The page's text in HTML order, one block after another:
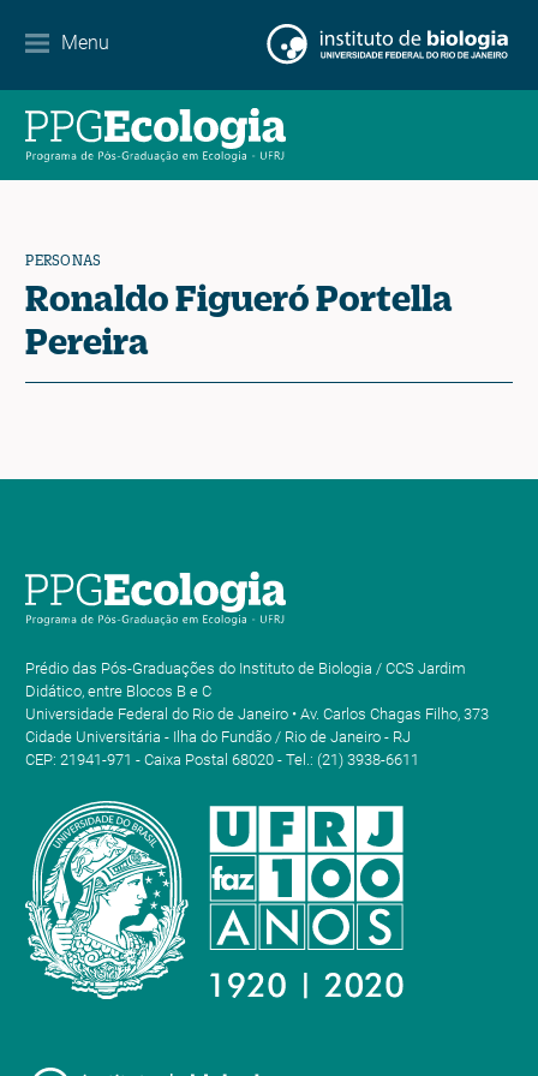
Menu
Noticias
EN ES
PERSONAS
Ronaldo Figueró Portella
Pereira
Prédio das Pós-Graduações do Instituto de Biologia / CCS Jardim
Didático, entre Blocos B e C
Universidade Federal do Rio de Janeiro • Av. Carlos Chagas Filho, 373
Cidade Universitária - Ilha do Fundão / Rio de Janeiro - RJ
CEP: 21941-971 - Caixa Postal 68020 - Tel.: (21) 3938-6611